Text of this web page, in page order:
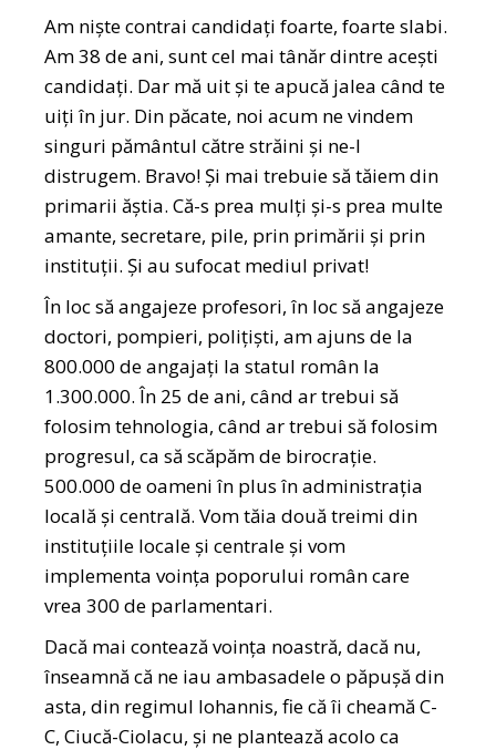
Am niște contrai candidați foarte, foarte slabi.
Am 38 de ani, sunt cel mai tânăr dintre acești
candidați. Dar mă uit și te apucă jalea când te
uiți în jur. Din păcate, noi acum ne vindem
singuri pământul către străini și ne-l
distrugem. Bravo! Și mai trebuie să tăiem din
primarii ăștia. Că-s prea mulți și-s prea multe
amante, secretare, pile, prin primării și prin
instituții. Și au sufocat mediul privat!
În loc să angajeze profesori, în loc să angajeze
doctori, pompieri, polițiști, am ajuns de la
800.000 de angajați la statul român la
1.300.000. În 25 de ani, când ar trebui să
folosim tehnologia, când ar trebui să folosim
progresul, ca să scăpăm de birocrație.
500.000 de oameni în plus în administrația
locală și centrală. Vom tăia două treimi din
instituțiile locale și centrale și vom
implementa voința poporului român care
vrea 300 de parlamentari.
Dacă mai contează voința noastră, dacă nu,
înseamnă că ne iau ambasadele o păpușă din
asta, din regimul Iohannis, fie că îi cheamă C-
C, Ciucă-Ciolacu, și ne plantează acolo ca